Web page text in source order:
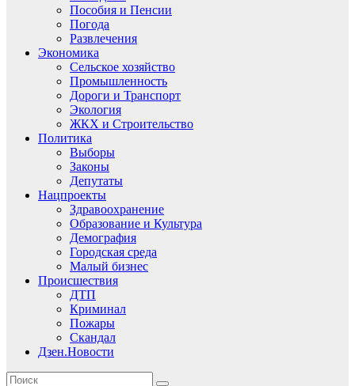
Пособия и Пенсии
Погода
Развлечения
Экономика
Сельское хозяйство
Промышленность
Дороги и Транспорт
Экология
ЖКХ и Строительство
Политика
Выборы
Законы
Депутаты
Нацпроекты
Здравоохранение
Образование и Культура
Демография
Городская среда
Малый бизнес
Происшествия
ДТП
Криминал
Пожары
Скандал
Дзен.Новости